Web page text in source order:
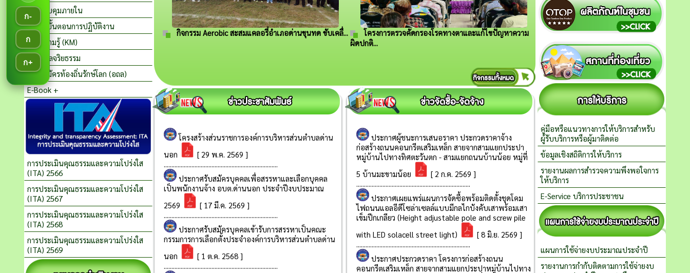
การควบคุมภายใน
การลดขั้นตอนการปฏิบัติงาน
คลังความรู้ (KM)
ประมวลจริยธรรม
อาสาสมัครท้องถิ่นรักษ์โลก (อถล)
E-Book +
การประเมินคุณธรรมและความโปร่งใส
(ITA) 2566
การประเมินคุณธรรมและความโปร่งใส
(ITA) 2567
การประเมินคุณธรรมและความโปร่งใส
(ITA) 2568
การประเมินคุณธรรมและความโปร่งใส
(ITA) 2569
กิจกรรม Aerobic สะสมแคลอรี่อำเภอด่านขุนทด ขับเคลื่...
โครงการตรวจคัดกรองโรคทางตาและแก้ไขปัญหาความ
ผิดปกติ...
คู่มือหรือแนวทางการให้บริการสำหรับ
ผู้รับบริการหรือผู้มาติดต่อ
ข้อมูลเชิงสถิติการให้บริการ
รายงานผลการสำรวจความพึงพอใจการ
ให้บริการ
E-Service บริการประชาชน
แผนการใช้จ่ายงบประมาณประจำปี
รายงานการกำกับติดตามการใช้จ่ายงบ
ก-
ก
ก+